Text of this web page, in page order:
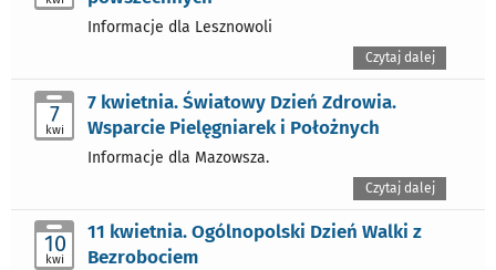
Informacje dla Lesznowoli
Czytaj dalej
7
kwi
7 kwietnia. Światowy Dzień Zdrowia.
Wsparcie Pielęgniarek i Położnych
Informacje dla Mazowsza.
Czytaj dalej
10
kwi
11 kwietnia. Ogólnopolski Dzień Walki z
Bezrobociem